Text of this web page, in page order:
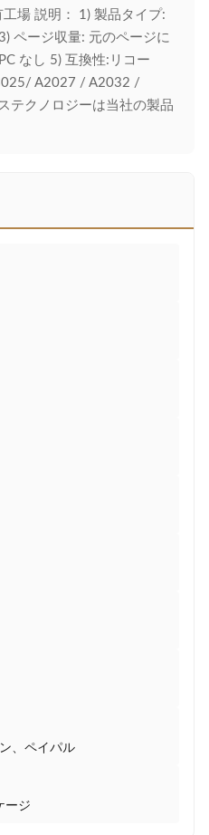
場 説明： 1) 製品タイプ:
ページ収量: 元のページに
なし 5) 互換性:リコー
A2027 / A2032 /
テクノロジーは当社の製品
、ペイパル
ージ